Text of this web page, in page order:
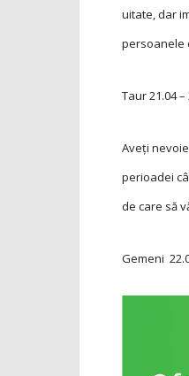
uitate, dar
persoanele
Taur21.04 –
Aveţi
perioadei
de care să
Gemeni